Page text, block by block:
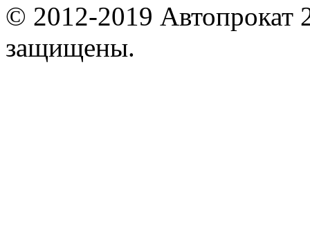
© 2012-2019 Автопрокат
защищены.